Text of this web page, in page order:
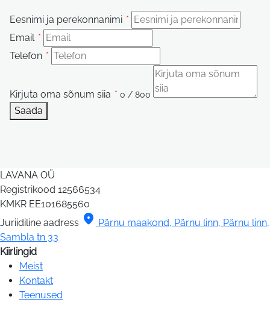
Eesnimi ja perekonnanimi *
Email *
Telefon *
Kirjuta oma sõnum siia * 0 / 800
Saada
LAVANA OÜ
Registrikood 12566534
KMKR EE101685560
Juriidiline aadress location_on Pärnu maakond, Pärnu linn, Pärnu linn,
Sambla tn 33
Kiirlingid
Meist
Kontakt
Teenused